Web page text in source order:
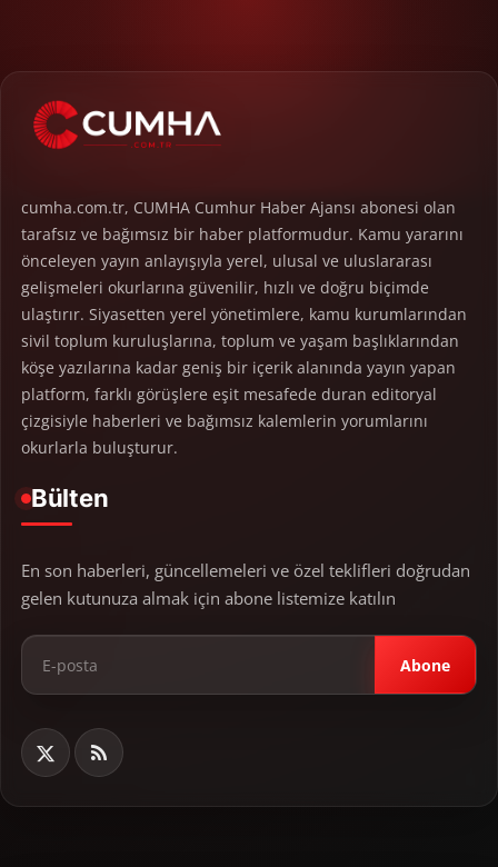
cumha.com.tr, CUMHA Cumhur Haber Ajansı abonesi olan
tarafsız ve bağımsız bir haber platformudur. Kamu yararını
önceleyen yayın anlayışıyla yerel, ulusal ve uluslararası
gelişmeleri okurlarına güvenilir, hızlı ve doğru biçimde
ulaştırır. Siyasetten yerel yönetimlere, kamu kurumlarından
sivil toplum kuruluşlarına, toplum ve yaşam başlıklarından
köşe yazılarına kadar geniş bir içerik alanında yayın yapan
platform, farklı görüşlere eşit mesafede duran editoryal
çizgisiyle haberleri ve bağımsız kalemlerin yorumlarını
okurlarla buluşturur.
Bülten
En son haberleri, güncellemeleri ve özel teklifleri doğrudan
gelen kutunuza almak için abone listemize katılın
Abone